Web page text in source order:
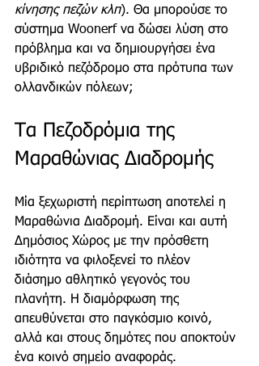
κίνησης πεζών κλπ). Θα μπορούσε το
σύστημα Woonerf να δώσει λύση στο
πρόβλημα και να δημιουργήσει ένα
υβριδικό πεζόδρομο στα πρότυπα των
ολλανδικών πόλεων;
Τα Πεζοδρόμια της
Μαραθώνιας Διαδρομής
Μία ξεχωριστή περίπτωση αποτελεί η
Μαραθώνια Διαδρομή. Είναι και αυτή
Δημόσιος Χώρος με την πρόσθετη
ιδιότητα να φιλοξενεί το πλέον
διάσημο αθλητικό γεγονός του
πλανήτη. Η διαμόρφωση της
απευθύνεται στο παγκόσμιο κοινό,
αλλά και στους δημότες που αποκτούν
ένα κοινό σημείο αναφοράς.